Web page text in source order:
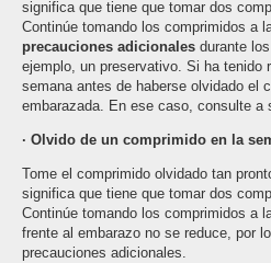
significa que tiene que tomar dos
Continúe tomando los comprimidos a
precauciones adicionales durante
ejemplo, un preservativo. Si ha tenido
semana antes de haberse olvidado el
embarazada. En ese caso, consulte a
· Olvido de un comprimido en la
Tome el comprimido olvidado tan
significa que tiene que tomar dos
Continúe tomando los comprimidos a
frente al embarazo no se reduce, por
precauciones adicionales.